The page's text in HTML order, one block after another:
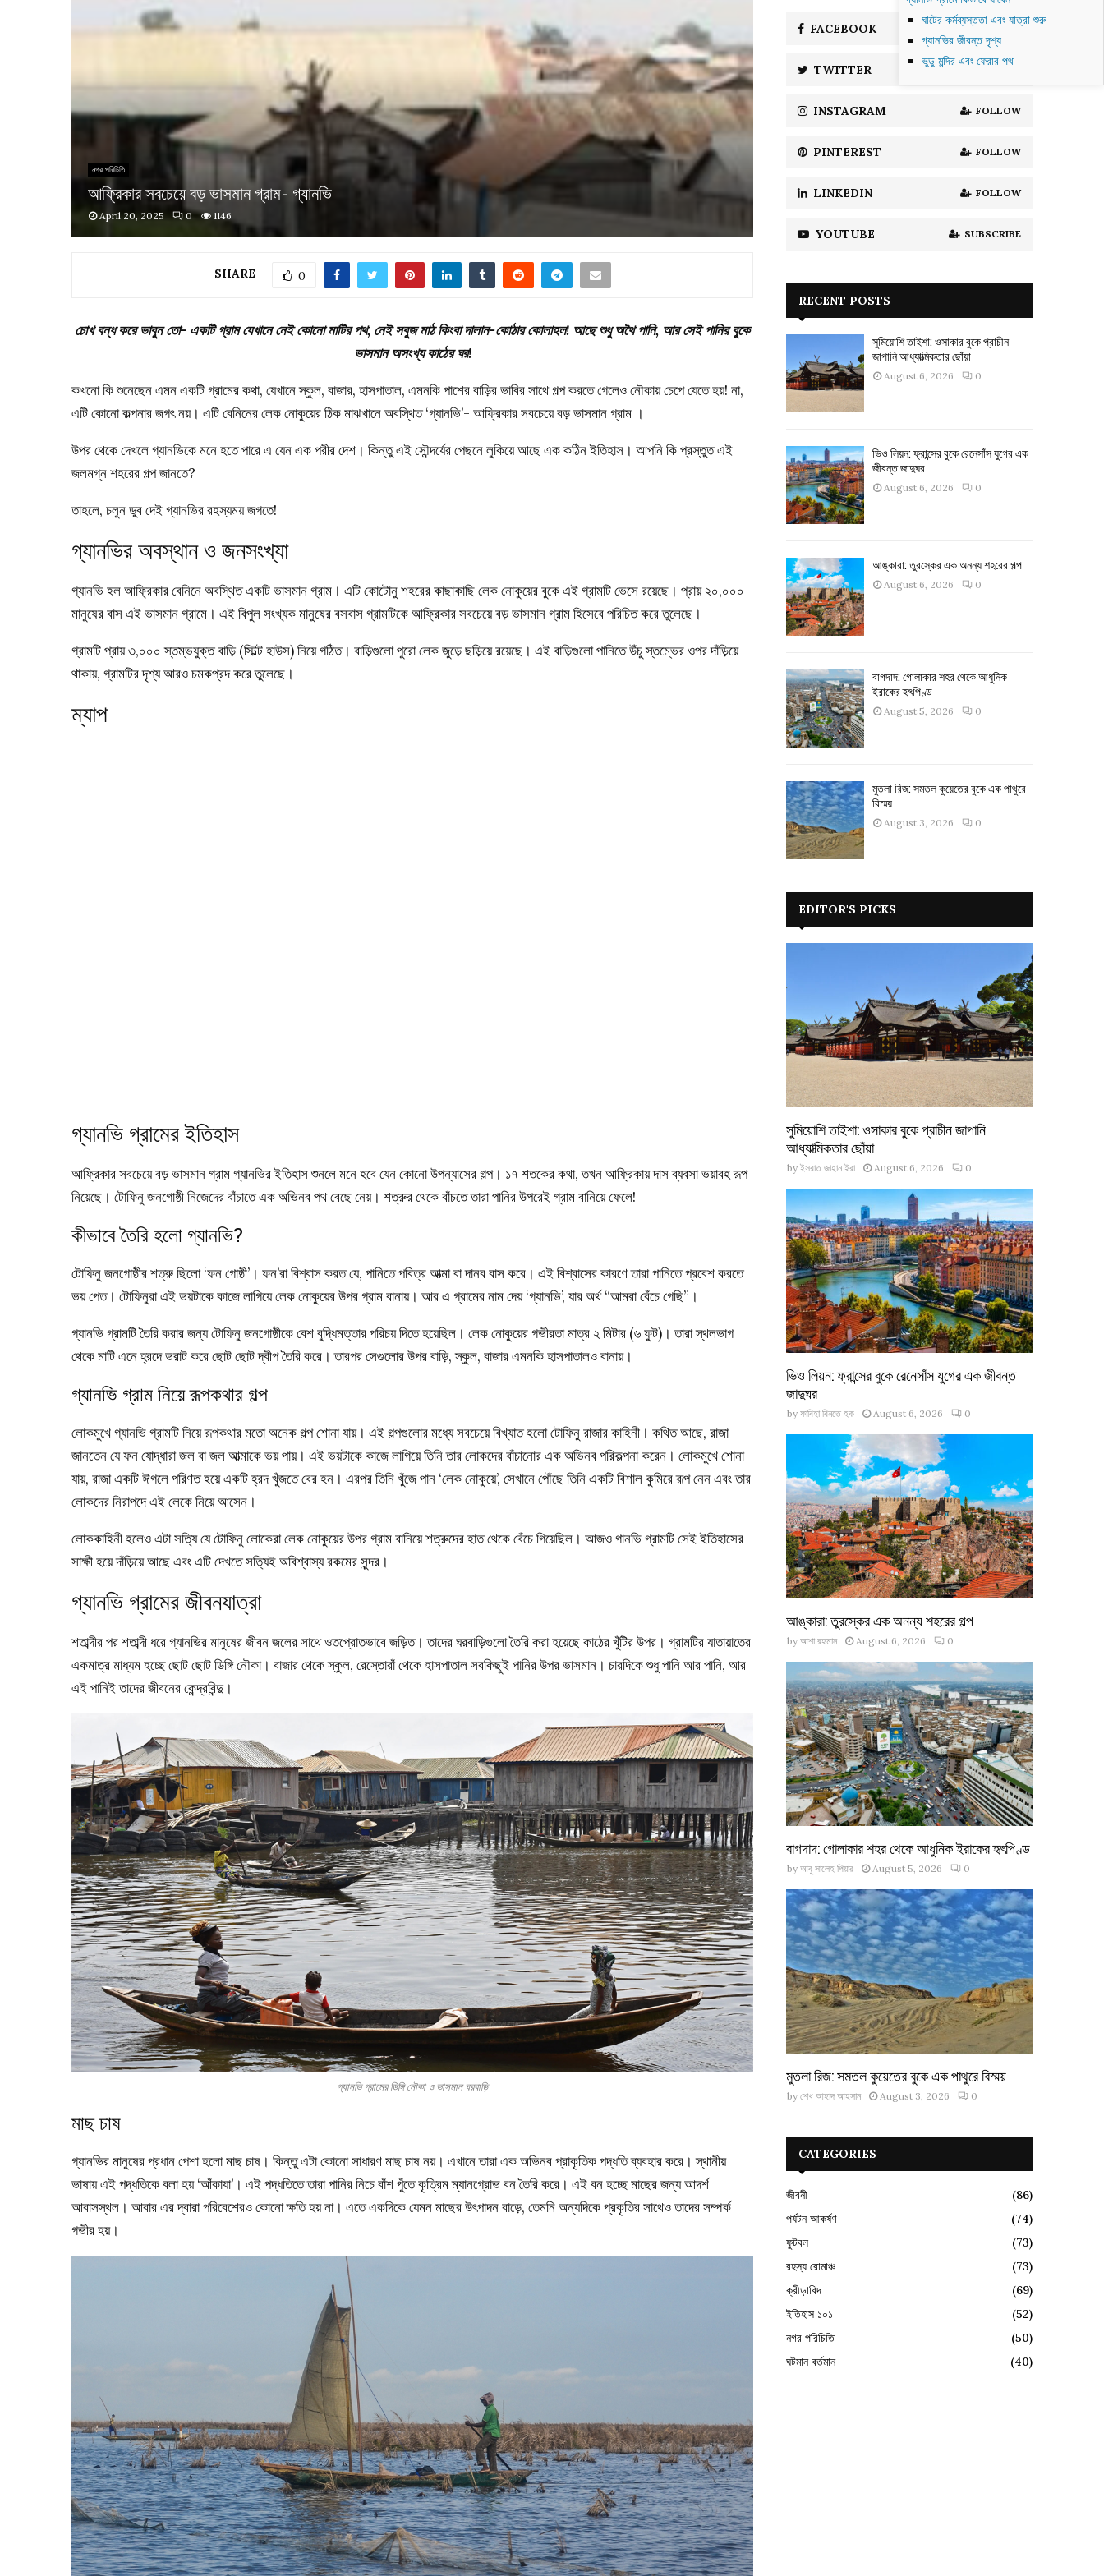
নগর পরিচিতি
আফ্রিকার সবচেয়ে বড় ভাসমান গ্রাম- গ্যানভি
April 20, 2025 0 1146
SHARE 0
চোখ বন্ধ করে ভাবুন তো- একটি গ্রাম যেখানে নেই কোনো মাটির পথ, নেই সবুজ মাঠ কিংবা দালান-কোঠার কোলাহল! আছে শুধু অথৈ পানি, আর সেই পানির বুকে
ভাসমান অসংখ্য কাঠের ঘর!
কখনো কি শুনেছেন এমন একটি গ্রামের কথা, যেখানে স্কুল, বাজার, হাসপাতাল, এমনকি পাশের বাড়ির ভাবির সাথে গল্প করতে গেলেও নৌকায় চেপে যেতে হয়! না,
এটি কোনো কল্পনার জগৎ নয়। এটি বেনিনের লেক নোকুয়ের ঠিক মাঝখানে অবস্থিত ‘গ্যানভি’- আফ্রিকার সবচেয়ে বড় ভাসমান গ্রাম ।
উপর থেকে দেখলে গ্যানভিকে মনে হতে পারে এ যেন এক পরীর দেশ। কিন্তু এই সৌন্দর্যের পেছনে লুকিয়ে আছে এক কঠিন ইতিহাস। আপনি কি প্রস্তুত এই
জলমগ্ন শহরের গল্প জানতে?
তাহলে, চলুন ডুব দেই গ্যানভির রহস্যময় জগতে!
গ্যানভির অবস্থান ও জনসংখ্যা
গ্যানভি হল আফ্রিকার বেনিনে অবস্থিত একটি ভাসমান গ্রাম। এটি কোটোনু শহরের কাছাকাছি লেক নোকুয়ের বুকে এই গ্রামটি ভেসে রয়েছে। প্রায় ২০,০০০
মানুষের বাস এই ভাসমান গ্রামে। এই বিপুল সংখ্যক মানুষের বসবাস গ্রামটিকে আফ্রিকার সবচেয়ে বড় ভাসমান গ্রাম হিসেবে পরিচিত করে তুলেছে।
গ্রামটি প্রায় ৩,০০০ স্তম্ভযুক্ত বাড়ি (স্টিল্ট হাউস) নিয়ে গঠিত। বাড়িগুলো পুরো লেক জুড়ে ছড়িয়ে রয়েছে। এই বাড়িগুলো পানিতে উঁচু স্তম্ভের ওপর দাঁড়িয়ে
থাকায়, গ্রামটির দৃশ্য আরও চমকপ্রদ করে তুলেছে।
ম্যাপ
গ্যানভি গ্রামের ইতিহাস
আফ্রিকার সবচেয়ে বড় ভাসমান গ্রাম গ্যানভির ইতিহাস শুনলে মনে হবে যেন কোনো উপন্যাসের গল্প। ১৭ শতকের কথা, তখন আফ্রিকায় দাস ব্যবসা ভয়াবহ রূপ
নিয়েছে। টোফিনু জনগোষ্ঠী নিজেদের বাঁচাতে এক অভিনব পথ বেছে নেয়। শত্রুর থেকে বাঁচতে তারা পানির উপরেই গ্রাম বানিয়ে ফেলে!
কীভাবে তৈরি হলো গ্যানভি?
টোফিনু জনগোষ্ঠীর শত্রু ছিলো ‘ফন গোষ্ঠী’। ফন’রা বিশ্বাস করত যে, পানিতে পবিত্র আত্মা বা দানব বাস করে। এই বিশ্বাসের কারণে তারা পানিতে প্রবেশ করতে
ভয় পেত। টোফিনুরা এই ভয়টাকে কাজে লাগিয়ে লেক নোকুয়ের উপর গ্রাম বানায়। আর এ গ্রামের নাম দেয় ‘গ্যানভি’, যার অর্থ “আমরা বেঁচে গেছি”।
গ্যানভি গ্রামটি তৈরি করার জন্য টোফিনু জনগোষ্ঠীকে বেশ বুদ্ধিমত্তার পরিচয় দিতে হয়েছিল। লেক নোকুয়ের গভীরতা মাত্র ২ মিটার (৬ ফুট)। তারা স্থলভাগ
থেকে মাটি এনে হ্রদে ভরাট করে ছোট ছোট দ্বীপ তৈরি করে। তারপর সেগুলোর উপর বাড়ি, স্কুল, বাজার এমনকি হাসপাতালও বানায়।
গ্যানভি গ্রাম নিয়ে রূপকথার গল্প
লোকমুখে গ্যানভি গ্রামটি নিয়ে রূপকথার মতো অনেক গল্প শোনা যায়। এই গল্পগুলোর মধ্যে সবচেয়ে বিখ্যাত হলো টোফিনু রাজার কাহিনী। কথিত আছে, রাজা
জানতেন যে ফন যোদ্ধারা জল বা জল আত্মাকে ভয় পায়। এই ভয়টাকে কাজে লাগিয়ে তিনি তার লোকদের বাঁচানোর এক অভিনব পরিকল্পনা করেন। লোকমুখে শোনা
যায়, রাজা একটি ঈগলে পরিণত হয়ে একটি হ্রদ খুঁজতে বের হন। এরপর তিনি খুঁজে পান ‘লেক নোকুয়ে’, সেখানে পৌঁছে তিনি একটি বিশাল কুমিরে রূপ নেন এবং তার
লোকদের নিরাপদে এই লেকে নিয়ে আসেন।
লোককাহিনী হলেও এটা সত্যি যে টোফিনু লোকেরা লেক নোকুয়ের উপর গ্রাম বানিয়ে শত্রুদের হাত থেকে বেঁচে গিয়েছিল। আজও গানভি গ্রামটি সেই ইতিহাসের
সাক্ষী হয়ে দাঁড়িয়ে আছে এবং এটি দেখতে সত্যিই অবিশ্বাস্য রকমের সুন্দর।
গ্যানভি গ্রামের জীবনযাত্রা
শতাব্দীর পর শতাব্দী ধরে গ্যানভির মানুষের জীবন জলের সাথে ওতপ্রোতভাবে জড়িত। তাদের ঘরবাড়িগুলো তৈরি করা হয়েছে কাঠের খুঁটির উপর। গ্রামটির যাতায়াতের
একমাত্র মাধ্যম হচ্ছে ছোট ছোট ডিঙ্গি নৌকা। বাজার থেকে স্কুল, রেস্তোরাঁ থেকে হাসপাতাল সবকিছুই পানির উপর ভাসমান। চারদিকে শুধু পানি আর পানি, আর
এই পানিই তাদের জীবনের কেন্দ্রবিন্দু।
গ্যানভি গ্রামের ডিঙ্গি নৌকা ও ভাসমান ঘরবাড়ি
মাছ চাষ
গ্যানভির মানুষের প্রধান পেশা হলো মাছ চাষ। কিন্তু এটা কোনো সাধারণ মাছ চাষ নয়। এখানে তারা এক অভিনব প্রাকৃতিক পদ্ধতি ব্যবহার করে। স্থানীয়
ভাষায় এই পদ্ধতিকে বলা হয় ‘আঁকাযা’। এই পদ্ধতিতে তারা পানির নিচে বাঁশ পুঁতে কৃত্রিম ম্যানগ্রোভ বন তৈরি করে। এই বন হচ্ছে মাছের জন্য আদর্শ
আবাসস্থল। আবার এর দ্বারা পরিবেশেরও কোনো ক্ষতি হয় না। এতে একদিকে যেমন মাছের উৎপাদন বাড়ে, তেমনি অন্যদিকে প্রকৃতির সাথেও তাদের সম্পর্ক
গভীর হয়।
H
FACEBOOK LIKE
TWITTER FOLLOW
INSTAGRAM FOLLOW
PINTEREST FOLLOW
LINKEDIN FOLLOW
YOUTUBE SUBSCRIBE
RECENT POSTS
সুমিয়োশি তাইশা: ওসাকার বুকে প্রাচীন
জাপানি আধ্যাত্মিকতার ছোঁয়া
August 6, 2026 0
ভিও লিয়ন: ফ্রান্সের বুকে রেনেসাঁস যুগের এক
জীবন্ত জাদুঘর
August 6, 2026 0
আঙ্কারা: তুরস্কের এক অনন্য শহরের গল্প
August 6, 2026 0
বাগদাদ: গোলাকার শহর থেকে আধুনিক
ইরাকের হৃৎপিণ্ড
August 5, 2026 0
মুতলা রিজ: সমতল কুয়েতের বুকে এক পাথুরে
বিস্ময়
August 3, 2026 0
EDITOR'S PICKS
সুমিয়োশি তাইশা: ওসাকার বুকে প্রাচীন জাপানি
আধ্যাত্মিকতার ছোঁয়া
by ইসরাত জাহান ইরা August 6, 2026 0
ভিও লিয়ন: ফ্রান্সের বুকে রেনেসাঁস যুগের এক জীবন্ত
জাদুঘর
by ফাবিহা বিনতে হক August 6, 2026 0
আঙ্কারা: তুরস্কের এক অনন্য শহরের গল্প
by আশা রহমান August 6, 2026 0
বাগদাদ: গোলাকার শহর থেকে আধুনিক ইরাকের হৃৎপিণ্ড
by আবু সালেহ পিয়ার August 5, 2026 0
মুতলা রিজ: সমতল কুয়েতের বুকে এক পাথুরে বিস্ময়
by শেখ আহাদ আহসান August 3, 2026 0
CATEGORIES
জীবনী
(86)
পর্যটন আকর্ষণ
(74)
ফুটবল
(73)
রহস্য রোমাঞ্চ
(73)
ক্রীড়াবিদ
(69)
ইতিহাস ১০১
(52)
নগর পরিচিতি
(50)
ঘটমান বর্তমান
(40)
ঘাটের কর্মব্যস্ততা এবং যাত্রা শুরু
গ্যানভির জীবন্ত দৃশ্য
ভুডু মন্দির এবং ফেরার পথ